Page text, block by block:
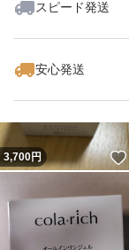
スピード発送
安心発送
3,700円